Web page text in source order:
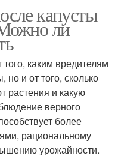
капусты
ли
каким вредителям
и от того, сколько
растения и какую
верного
более
рациональному
урожайности.